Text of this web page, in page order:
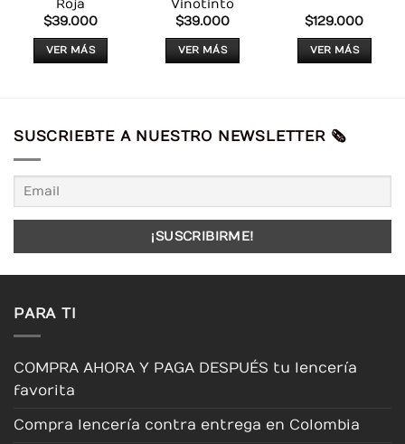
Roja
$39.000
VER MÁS
múltiples
se
pueden
la
de
Vinotinto
$39.000
VER MÁS
múltiples
variantes.
se
pueden
elegir
la
$129.000
VER MÁS
múltiples
variantes.
se
pueden
la
SUSCRIEBTE A NUESTRO NEWSLETTER 🗞️
PARA TI
COMPRA AHORA Y PAGA DESPUÉS tu lencería
favorita
Compra lencería contra entrega en Colombia